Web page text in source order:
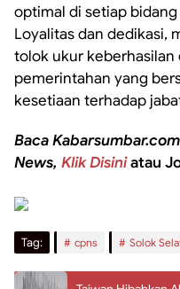
optimal di setiap
Loyalitas dan dedikasi,
tolok ukur keberhasilan
pemerintahan yang
kesetiaan terhadap
Baca
News, Klik Disiniatau
Tag: cpns Solok